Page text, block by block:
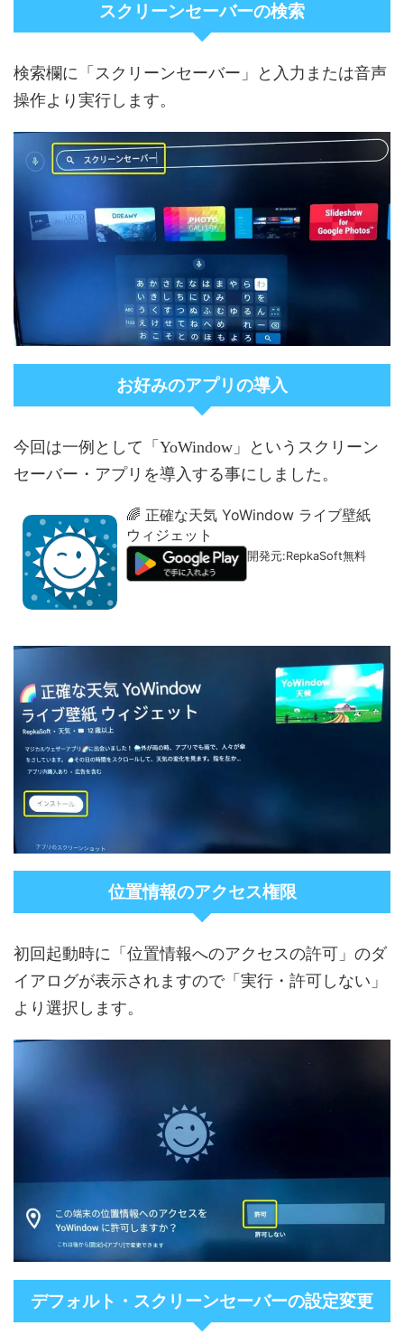
スクリーンセーバーの検索
検索欄に「スクリーンセーバー」と入力または音声
操作より実行します。
お好みのアプリの導入
今回は一例として「YoWindow」というスクリーン
セーバー・アプリを導入する事にしました。
🌈 正確な天気 YoWindow ライブ壁紙
ウィジェット
開発元:RepkaSoft無料
位置情報のアクセス権限
初回起動時に「位置情報へのアクセスの許可」のダ
イアログが表示されますので「実行・許可しない」
より選択します。
デフォルト・スクリーンセーバーの設定変更